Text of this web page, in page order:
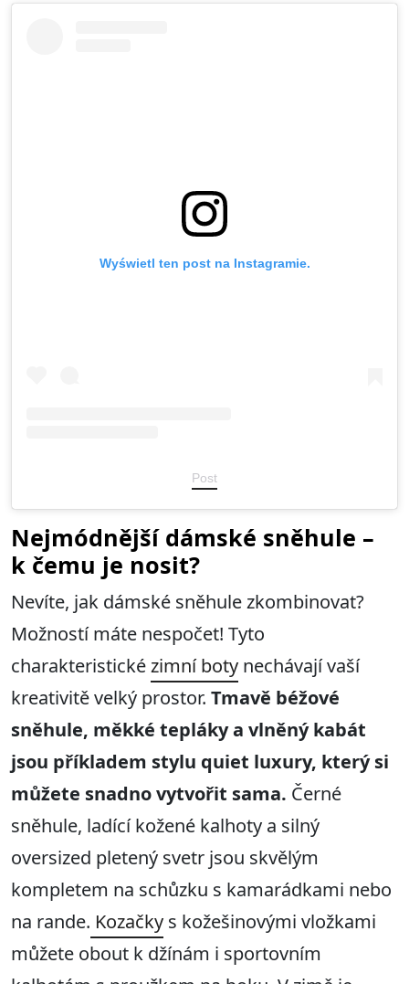
Wyświetl ten post na Instagramie.
Post
Nejmódnější dámské sněhule –
k čemu je nosit?
Nevíte, jak dámské sněhule zkombinovat?
Možností máte nespočet! Tyto
charakteristickézimní boty nechávají vaší
kreativitě velký prostor. Tmavě béžové
sněhule, měkké tepláky a vlněný kabát
jsou příkladem stylu quiet luxury, který si
můžete snadno vytvořit sama. Černé
sněhule, ladící kožené kalhoty a silný
oversized pletený svetr jsou skvělým
kompletem na schůzku s kamarádkami nebo
na rande. Kozačky s kožešinovými vložkami
můžete obout k džínám i sportovním